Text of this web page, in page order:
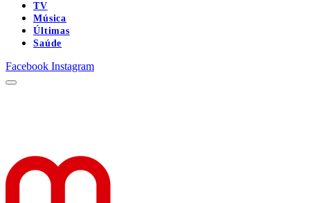
TV
Música
Últimas
Saúde
Facebook Instagram